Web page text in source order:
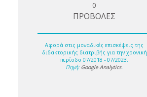
0
ΠΡΟΒΟΛΕΣ
Αφορά στις μοναδικές επισκέψεις της
διδακτορικής διατριβής για την χρονική
περίοδο 07/2018 - 07/2023.
Πηγή: Google Analytics.